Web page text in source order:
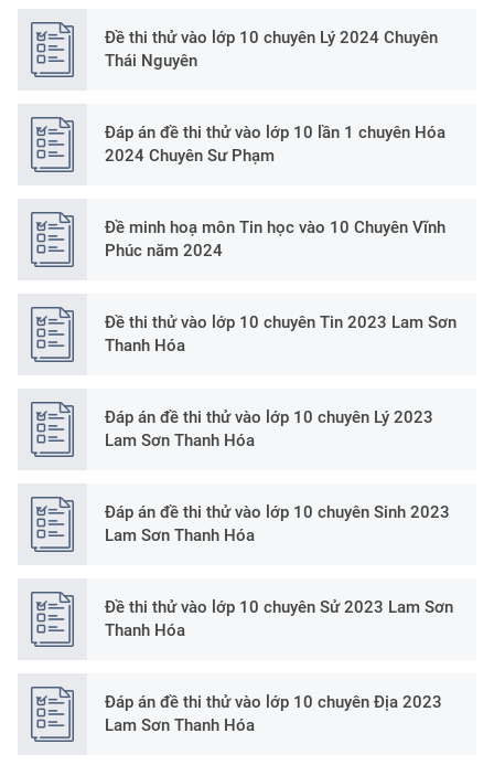
Đề thi thử vào lớp 10 chuyên Lý 2024 Chuyên
Thái Nguyên
Đáp án đề thi thử vào lớp 10 lần 1 chuyên Hóa
2024 Chuyên Sư Phạm
Đề minh hoạ môn Tin học vào 10 Chuyên Vĩnh
Phúc năm 2024
Đề thi thử vào lớp 10 chuyên Tin 2023 Lam Sơn
Thanh Hóa
Đáp án đề thi thử vào lớp 10 chuyên Lý 2023
Lam Sơn Thanh Hóa
Đáp án đề thi thử vào lớp 10 chuyên Sinh 2023
Lam Sơn Thanh Hóa
Đề thi thử vào lớp 10 chuyên Sử 2023 Lam Sơn
Thanh Hóa
Đáp án đề thi thử vào lớp 10 chuyên Địa 2023
Lam Sơn Thanh Hóa